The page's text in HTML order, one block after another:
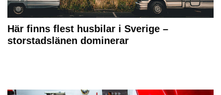
Här finns flest husbilar i Sverige –
storstadslänen dominerar